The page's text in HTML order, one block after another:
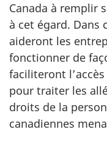
Canada à remplir
à cet égard. Dans
aideront les
fonctionner de
faciliteront
pour traiter les
droits de la
canadiennes